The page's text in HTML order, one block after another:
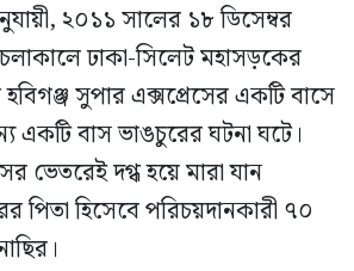
২০১১ সালের ১৮ ডিসেম্বর
ঢাকা-সিলেট মহাসড়কের
সুপার এক্সপ্রেসের একটি বাসে
একটি বাস ভাঙচুরের ঘটনা ঘটে।
ভেতরেই দগ্ধ হয়ে মারা যান
পিতা হিসেবে পরিচয়দানকারী ৭০